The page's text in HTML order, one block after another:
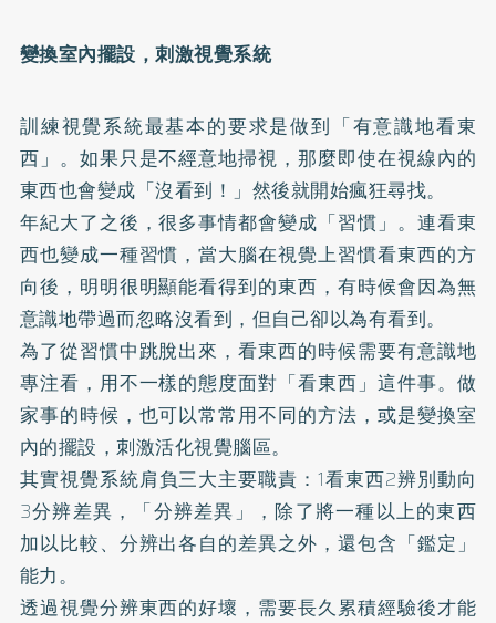
變換室內擺設，刺激視覺系統
訓練視覺系統最基本的要求是做到「有意識地看東
西」。如果只是不經意地掃視，那麼即使在視線內的
東西也會變成「沒看到！」然後就開始瘋狂尋找。
年紀大了之後，很多事情都會變成「習慣」。連看東
西也變成一種習慣，當大腦在視覺上習慣看東西的方
向後，明明很明顯能看得到的東西，有時候會因為無
意識地帶過而忽略沒看到，但自己卻以為有看到。
為了從習慣中跳脫出來，看東西的時候需要有意識地
專注看，用不一樣的態度面對「看東西」這件事。做
家事的時候，也可以常常用不同的方法，或是變換室
內的擺設，刺激活化視覺腦區。
其實視覺系統肩負三大主要職責：1看東西2辨別動向
3分辨差異，「分辨差異」，除了將一種以上的東西
加以比較、分辨出各自的差異之外，還包含「鑑定」
能力。
透過視覺分辨東西的好壞，需要長久累積經驗後才能